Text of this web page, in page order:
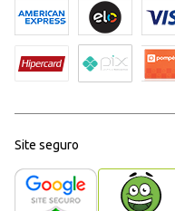
Site seguro